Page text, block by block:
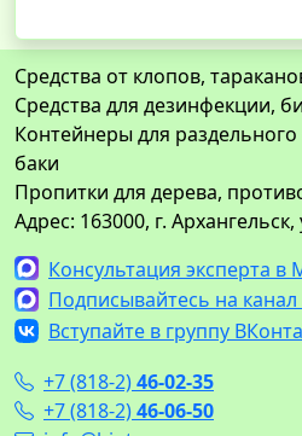
Средства от клопов,
Средства для дезинфекции,
Контейнеры для
баки
Пропитки для дерева,
Адрес: 163000, г.
Консультация эксперта в
Подписывайтесь на канал
Вступайте в группу
+7 (818-2)46-02-35
+7 (818-2)46-06-50